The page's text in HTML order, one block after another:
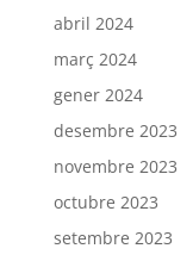
abril 2024
març 2024
gener 2024
desembre 2023
novembre 2023
octubre 2023
setembre 2023